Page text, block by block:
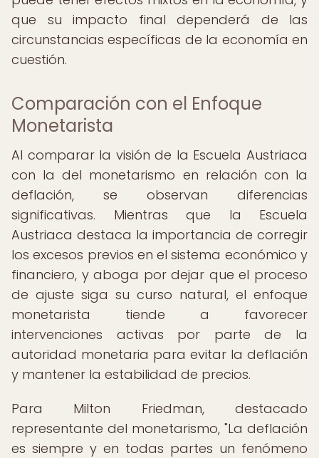
que su impacto final dependerá de las
circunstancias específicas de la economía en
cuestión.
Comparación con el Enfoque
Monetarista
Al comparar la visión de la Escuela Austriaca
con la del monetarismo en relación con la
deflación, se observan diferencias
significativas. Mientras que la Escuela
Austriaca destaca la importancia de corregir
los excesos previos en el sistema económico y
financiero, y aboga por dejar que el proceso
de ajuste siga su curso natural, el enfoque
monetarista tiende a favorecer
intervenciones activas por parte de la
autoridad monetaria para evitar la deflación
y mantener la estabilidad de precios.
Para Milton Friedman, destacado
representante del monetarismo, "La deflación
es siempre y en todas partes un fenómeno